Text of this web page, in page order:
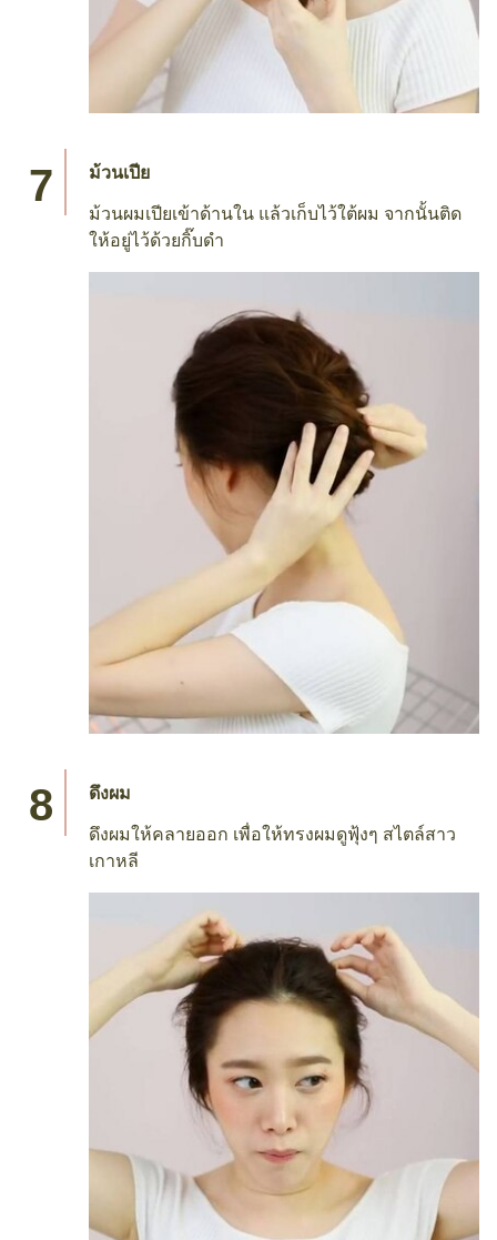
ม้วนเปีย
ม้วนผมเปียเข้าด้านใน แล้วเก็บไว้ใต้ผม จากนั้นติด
ให้อยู่ไว้ด้วยกิ๊บดำ
ดึงผม
ดึงผมให้คลายออก เพื่อให้ทรงผมดูฟุ้งๆ สไตล์สาว
เกาหลี